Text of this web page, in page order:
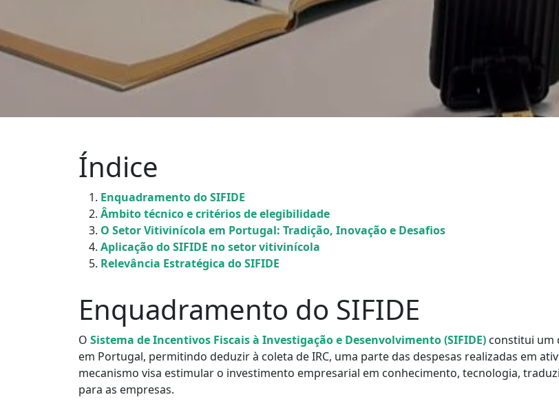
Índice
Enquadramento do SIFIDE
Âmbito técnico e critérios de elegibilidade
O Setor Vitivinícola em Portugal: Tradição, Inovação e Desafios
Aplicação do SIFIDE no setor vitivinícola
Relevância Estratégica do SIFIDE
Enquadramento do SIFIDE
O Sistema de Incentivos Fiscais à Investigação e Desenvolvimento (SIFIDE) constitui um
em Portugal, permitindo deduzir à coleta de IRC, uma parte das despesas realizadas em
mecanismo visa estimular o investimento empresarial em conhecimento, tecnologia,
para as empresas.